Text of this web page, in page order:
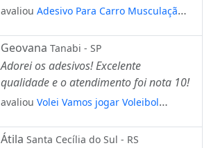
avaliou Adesivo Para Carro Musculação
Geovana Tanabi - SP
Adorei os adesivos! Excelente
qualidade e o atendimento foi nota 10!
avaliou Volei Vamos jogar Voleibol
Átila Santa Cecília do Sul - RS